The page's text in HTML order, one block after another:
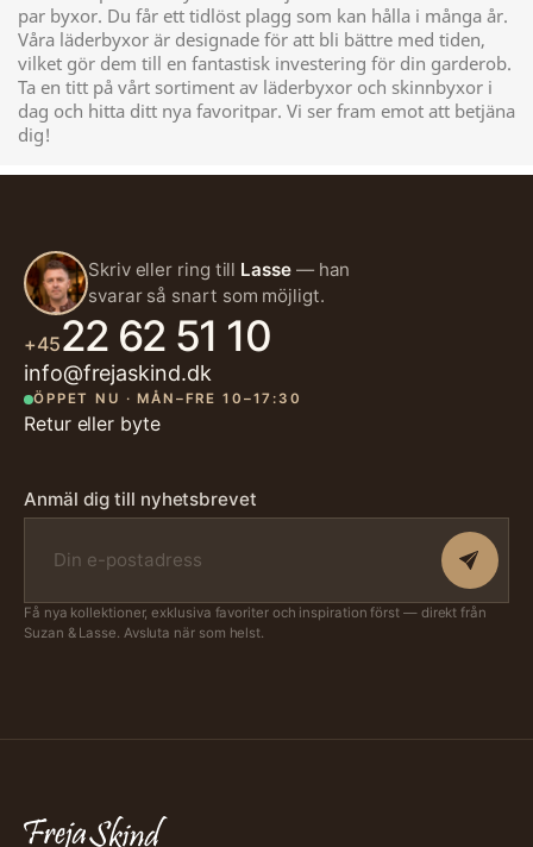
par byxor. Du får ett tidlöst plagg som kan hålla i många år.
Våra läderbyxor är designade för att bli bättre med tiden,
vilket gör dem till en fantastisk investering för din garderob.
Ta en titt på vårt sortiment av läderbyxor och skinnbyxor i
dag och hitta ditt nya favoritpar. Vi ser fram emot att betjäna
dig!
Skriv eller ring till Lasse— han
svarar så snart som möjligt.
+4522 62 51 10
info@frejaskind.dk
ÖPPET NU · MÅN–FRE 10–17:30
Retur eller byte
Anmäl dig till nyhetsbrevet
Få nya kollektioner, exklusiva favoriter och inspiration först — direkt från
Suzan & Lasse. Avsluta när som helst.